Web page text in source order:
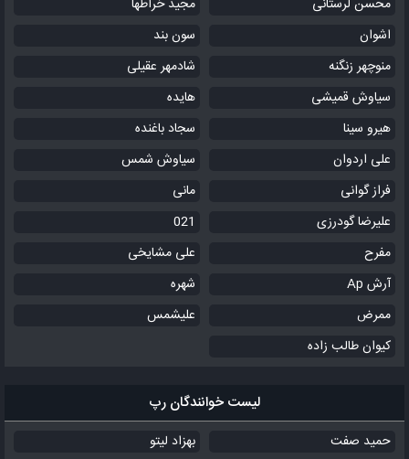
محسن لرستانی
مجید خراطها
اشوان
سون بند
منوچهر زنگنه
شادمهر عقیلی
سیاوش قمیشی
هایده
هیرو سینا
سجاد باغنده
علی اردوان
سیاوش شمس
فراز گوانی
مانی
علیرضا گودرزی
021
مفرح
علی مشایخی
آرش Ap
شهره
ممرض
علیشمس
کیوان طالب زاده
لیست خوانندگان رپ
حمید صفت
بهزاد لیتو